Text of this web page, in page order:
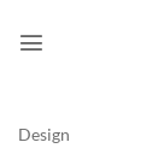
naar
Design